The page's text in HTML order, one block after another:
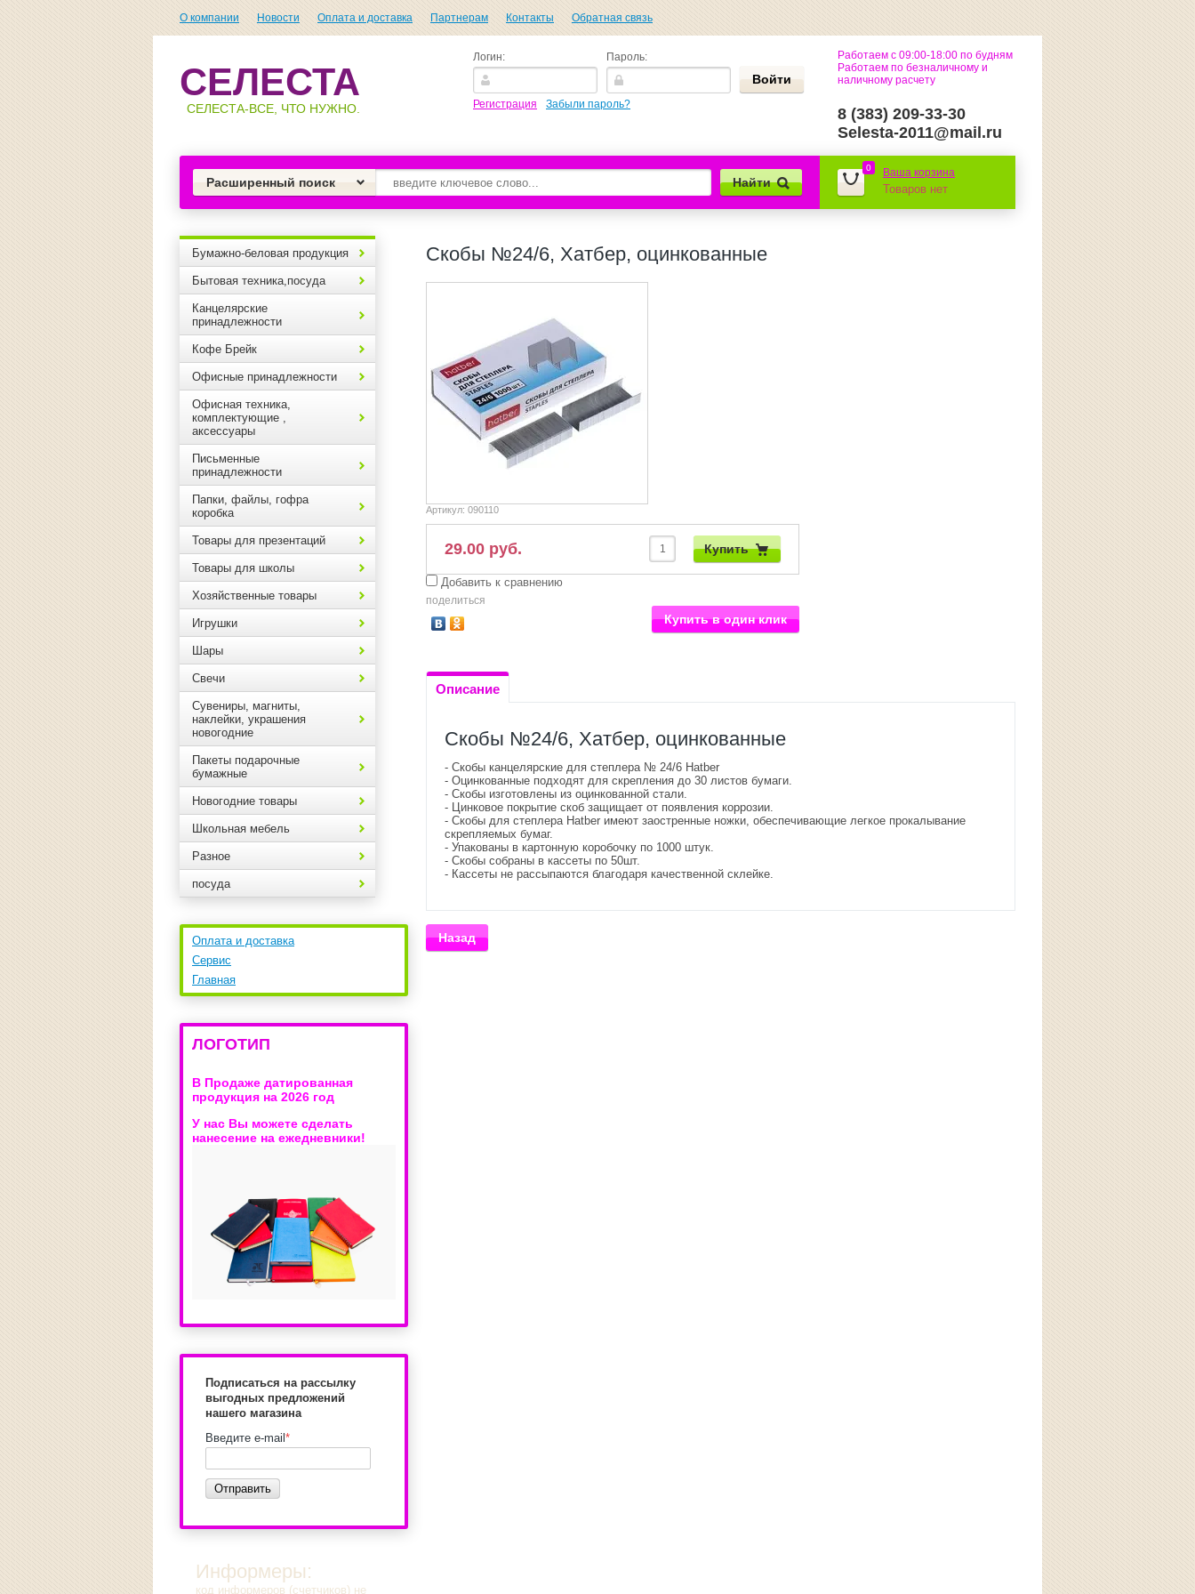
О компании Новости Оплата и доставка Партнерам Контакты Обратная связь
СЕЛЕСТА
СЕЛЕСТА-ВСЕ, ЧТО НУЖНО.
Логин: Пароль:
Регистрация Забыли пароль?
Работаем с 09:00-18:00 по будням
Работаем по безналичному и
наличному расчету
8 (383) 209-33-30
Selesta-2011@mail.ru
Расширенный поиск Найти
0 Ваша корзина
Товаров нет
Бумажно-беловая продукция
Бытовая техника,посуда
Канцелярские
принадлежности
Кофе Брейк
Офисные принадлежности
Офисная техника,
комплектующие ,
аксессуары
Письменные
принадлежности
Папки, файлы, гофра
коробка
Товары для презентаций
Товары для школы
Хозяйственные товары
Игрушки
Шары
Свечи
Сувениры, магниты,
наклейки, украшения
новогодние
Пакеты подарочные
бумажные
Новогодние товары
Школьная мебель
Разное
посуда
Оплата и доставка
Сервис
Главная
ЛОГОТИП
В Продаже датированная
продукция на 2026 год
У нас Вы можете сделать
нанесение на ежедневники!
Подписаться на рассылку
выгодных предложений
нашего магазина
Введите e-mail *
Отправить
Информеры:
код информеров (счетчиков) не
Скобы №24/6, Хатбер, оцинкованные
Артикул: 090110
29.00 руб. Купить
Добавить к сравнению
поделиться
Купить в один клик
Описание
Скобы №24/6, Хатбер, оцинкованные
- Скобы канцелярские для степлера № 24/6 Hatber
- Оцинкованные подходят для скрепления до 30 листов бумаги.
- Скобы изготовлены из оцинкованной стали.
- Цинковое покрытие скоб защищает от появления коррозии.
- Скобы для степлера Hatber имеют заостренные ножки, обеспечивающие легкое прокалывание
скрепляемых бумаг.
- Упакованы в картонную коробочку по 1000 штук.
- Скобы собраны в кассеты по 50шт.
- Кассеты не рассыпаются благодаря качественной склейке.
Назад